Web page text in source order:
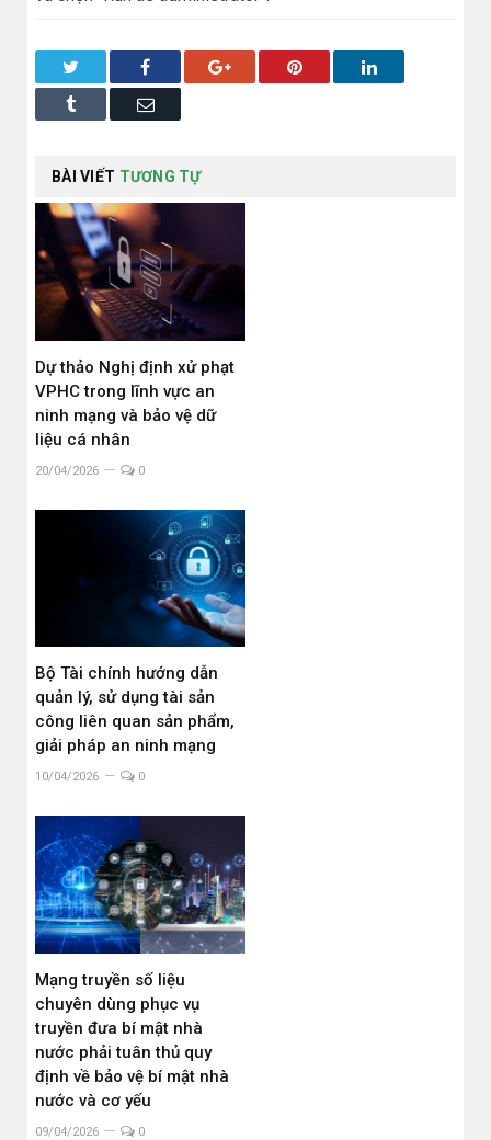
Facebook Google+ Pinterest LinkedIn
Tumblr Email
BÀI VIẾT TƯƠNG TỰ
Dự thảo Nghị định xử phạt
VPHC trong lĩnh vực an
ninh mạng và bảo vệ dữ
liệu cá nhân
20/04/2026 0
Bộ Tài chính hướng dẫn
quản lý, sử dụng tài sản
công liên quan sản phẩm,
giải pháp an ninh mạng
10/04/2026 0
Mạng truyền số liệu
chuyên dùng phục vụ
truyền đưa bí mật nhà
nước phải tuân thủ quy
định về bảo vệ bí mật nhà
nước và cơ yếu
09/04/2026 0